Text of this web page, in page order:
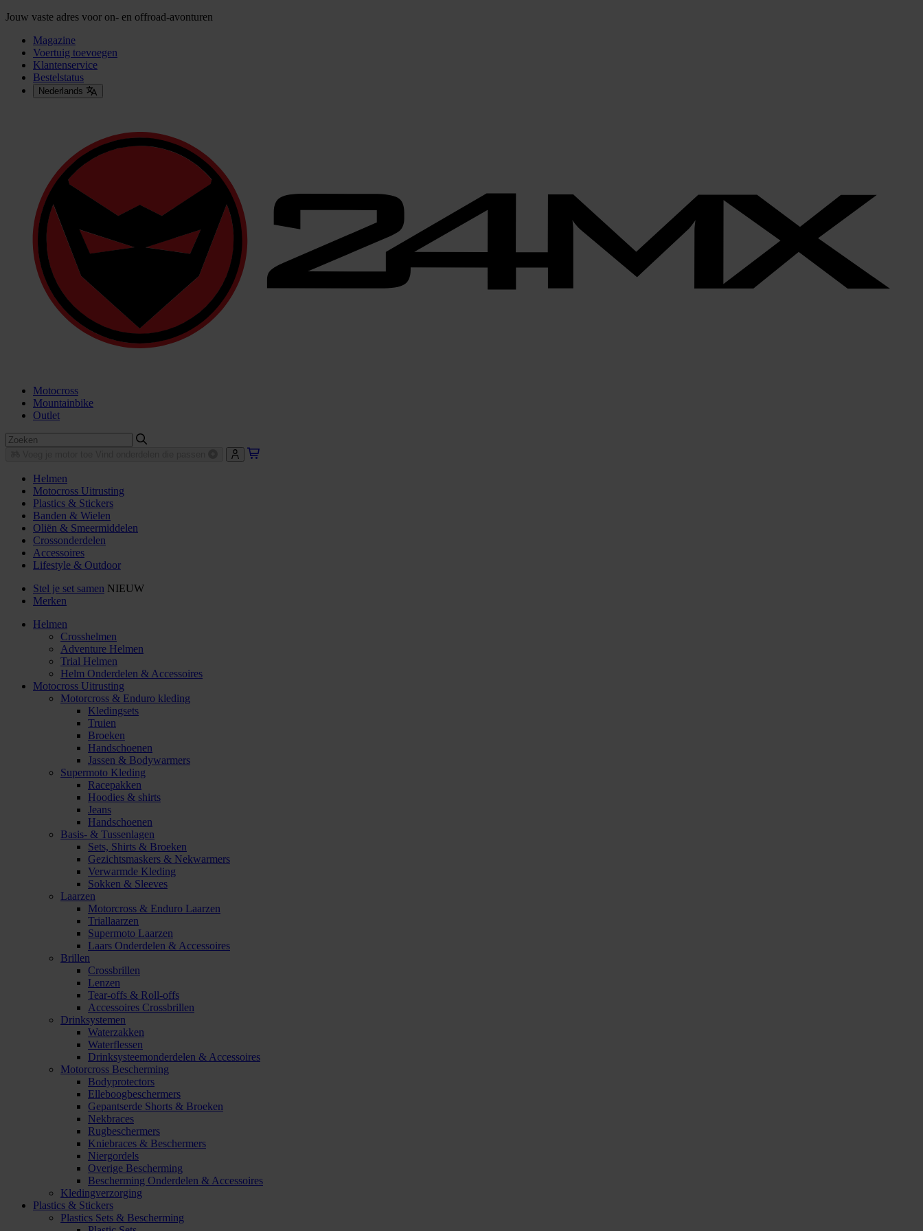
Jouw vaste adres voor on- en offroad-avonturen
Magazine
Voertuig toevoegen
Klantenservice
Bestelstatus
Nederlands
Motocross
Mountainbike
Outlet
Helmen
Motocross Uitrusting
Plastics & Stickers
Banden & Wielen
Oliën & Smeermiddelen
Crossonderdelen
Accessoires
Lifestyle & Outdoor
Stel je set samen NIEUW
Merken
Helmen
Crosshelmen
Adventure Helmen
Trial Helmen
Helm Onderdelen & Accessoires
Motocross Uitrusting
Motorcross & Enduro kleding
Kledingsets
Truien
Broeken
Handschoenen
Jassen & Bodywarmers
Supermoto Kleding
Racepakken
Hoodies & shirts
Jeans
Handschoenen
Basis- & Tussenlagen
Sets, Shirts & Broeken
Gezichtsmaskers & Nekwarmers
Verwarmde Kleding
Sokken & Sleeves
Laarzen
Motorcross & Enduro Laarzen
Triallaarzen
Supermoto Laarzen
Laars Onderdelen & Accessoires
Brillen
Crossbrillen
Lenzen
Tear-offs & Roll-offs
Accessoires Crossbrillen
Drinksystemen
Waterzakken
Waterflessen
Drinksysteemonderdelen & Accessoires
Motorcross Bescherming
Bodyprotectors
Elleboogbeschermers
Gepantserde Shorts & Broeken
Nekbraces
Rugbeschermers
Kniebraces & Beschermers
Niergordels
Overige Bescherming
Bescherming Onderdelen & Accessoires
Kledingverzorging
Plastics & Stickers
Plastics Sets & Bescherming